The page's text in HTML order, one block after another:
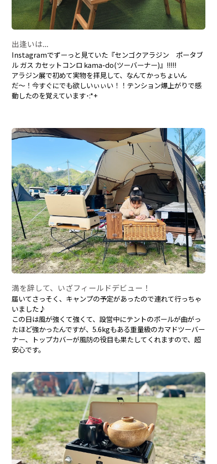
出逢いは...
Instagramでずーっと見ていた『センゴクアラジン ポータブ
ル ガス カセットコンロ kama-do(ツーバーナー)』!!!!!
アラジン展で初めて実物を拝見して、なんてかっちょいん
だ〜！今すぐにでも欲しいぃぃい！！テンション爆上がりで感
動したのを覚えています･:*+
満を辞して、いざフィールドデビュー！
届いてさっそく、キャンプの予定があったので連れて行っちゃ
いました♪
この日は風が強くて強くて、設営中にテントのポールが曲がっ
たほど強かったんですが、5.6kgもある重量級のカマドツーバー
ナー、トップカバーが風防の役目も果たしてくれますので、超
安心です。